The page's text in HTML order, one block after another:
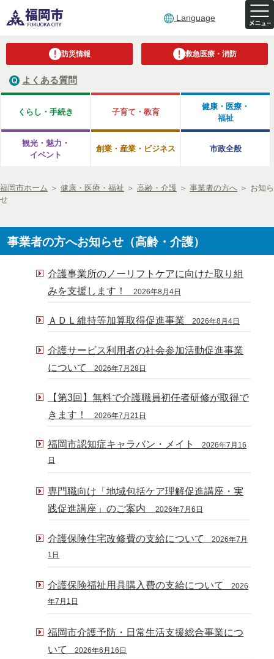
Language
防災情報 救急医療・消防
よくある質問
くらし・手続き 子育て・教育
健康・医療・
福祉
観光・魅力・
イベント
創業・産業・ビジネス 市政全般
福岡市ホーム ＞ 健康・医療・福祉 ＞ 高齢・介護 ＞ 事業者の方へ ＞ お知ら
せ
事業者の方へお知らせ（高齢・介護）
介護事業所のノーリフトケアに向けた取り組
みを支援します！
2026年8月4日
ＡＤＬ維持等加算取得促進事業 2026年8月4日
介護サービス利用者の社会参加活動促進事業
について
2026年7月28日
【第3回】無料で介護職員初任者研修が取得で
きます！
2026年7月21日
福岡市認知症キャラバン・メイト 2026年7月16
日
専門職向け「地域包括ケア理解促進講座・実
践促進講座」のご案内
2026年7月6日
介護保険住宅改修費の支給について 2026年7月
1日
介護保険福祉用具購入費の支給について 2026
年7月1日
福岡市介護予防・日常生活支援総合事業につ
いて
2026年6月16日